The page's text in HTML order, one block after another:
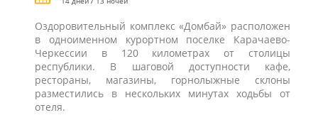
Оздоровительный комплекс «Домбай» расположен
в одноименном курортном поселке Карачаево-
Черкессии в 120 километрах от столицы
республики. В шаговой доступности кафе,
рестораны, магазины, горнолыжные склоны
разместились в нескольких минутах ходьбы от
отеля.